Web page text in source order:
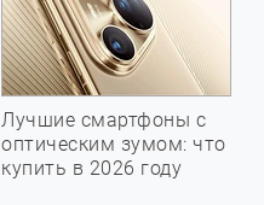
Лучшие смартфоны с
оптическим зумом: что
купить в 2026 году